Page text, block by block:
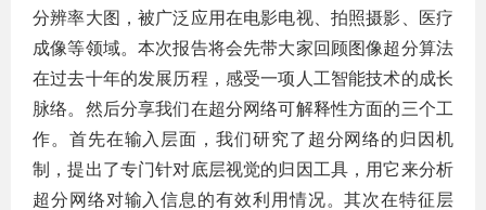
分辨率大图，被广泛应用在电影电视、拍照摄影、医疗
成像等领域。本次报告将会先带大家回顾图像超分算法
在过去十年的发展历程，感受一项人工智能技术的成长
脉络。然后分享我们在超分网络可解释性方面的三个工
作。首先在输入层面，我们研究了超分网络的归因机
制，提出了专门针对底层视觉的归因工具，用它来分析
超分网络对输入信息的有效利用情况。其次在特征层